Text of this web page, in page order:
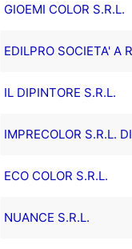
GIOEMI COLOR S.R.L.
EDILPRO SOCIETA' A
IL DIPINTORE S.R.L.
IMPRECOLOR S.R.L.
ECO COLOR S.R.L.
NUANCE S.R.L.